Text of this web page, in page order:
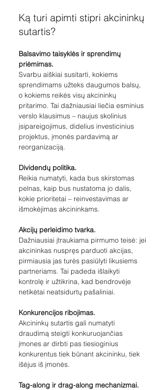
Ką turi apimti stipri akcininkų
sutartis?
Balsavimo taisyklės ir sprendimų
priėmimas.
Svarbu aiškiai susitarti, kokiems
sprendimams užteks daugumos balsų,
o kokiems reikės visų akcininkų
pritarimo. Tai dažniausiai liečia esminius
verslo klausimus – naujus skolinius
įsipareigojimus, didelius investicinius
projektus, įmonės pardavimą ar
reorganizaciją.
Dividendų politika.
Reikia numatyti, kada bus skirstomas
pelnas, kaip bus nustatoma jo dalis,
kokie prioritetai – reinvestavimas ar
išmokėjimas akcininkams.
Akcijų perleidimo tvarka.
Dažniausiai įtraukiama pirmumo teisė: jei
akcininkas nuspręs parduoti akcijas,
pirmiausia jas turės pasiūlyti likusiems
partneriams. Tai padeda išlaikyti
kontrolę ir užtikrina, kad bendrovėje
netikėtai neatsidurtų pašaliniai.
Konkurencijos ribojimas.
Akcininkų sutartis gali numatyti
draudimą steigti konkuruojančias
įmones ar dirbti pas tiesioginius
konkurentus tiek būnant akcininku, tiek
išėjus iš įmonės.
Tag-along ir drag-along mechanizmai.